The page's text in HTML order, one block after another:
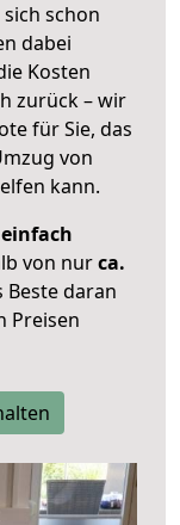
schon
dabei
Kosten
zurück – wir
für Sie, das
von
kann.
von nurca.
Beste daran
Preisen